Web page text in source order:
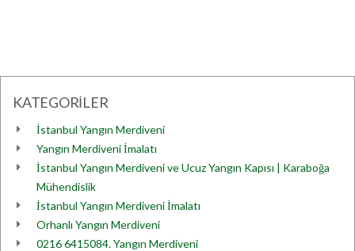
KATEGORİLER
İstanbul Yangın Merdiveni
Yangın Merdiveni İmalatı
İstanbul Yangın Merdiveni ve Ucuz Yangın Kapısı | Karaboğa
Mühendislik
İstanbul Yangın Merdiveni İmalatı
Orhanlı Yangın Merdiveni
0216 6415084. Yangın Merdiveni